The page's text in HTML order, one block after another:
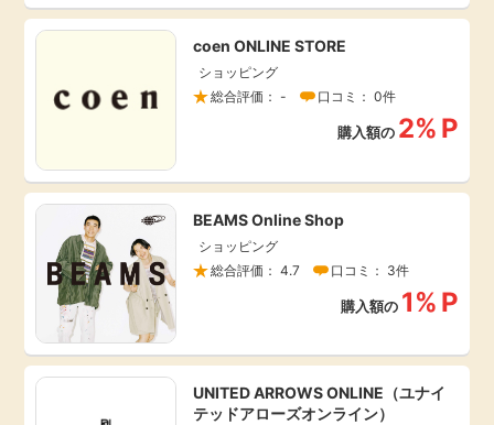
お友達紹介
カード比較
特集一覧
GMOポイ活の使い方
ヘルプセンター
銀行・金融・投資
家計の固定費
coen ONLINE STORE
ショッピング
総合評価： -
口コミ： 0件
購入額の 2% P
BEAMS Online Shop
ショッピング
総合評価： 4.7
口コミ： 3件
購入額の 1% P
UNITED ARROWS ONLINE（ユナイ
テッドアローズオンライン）